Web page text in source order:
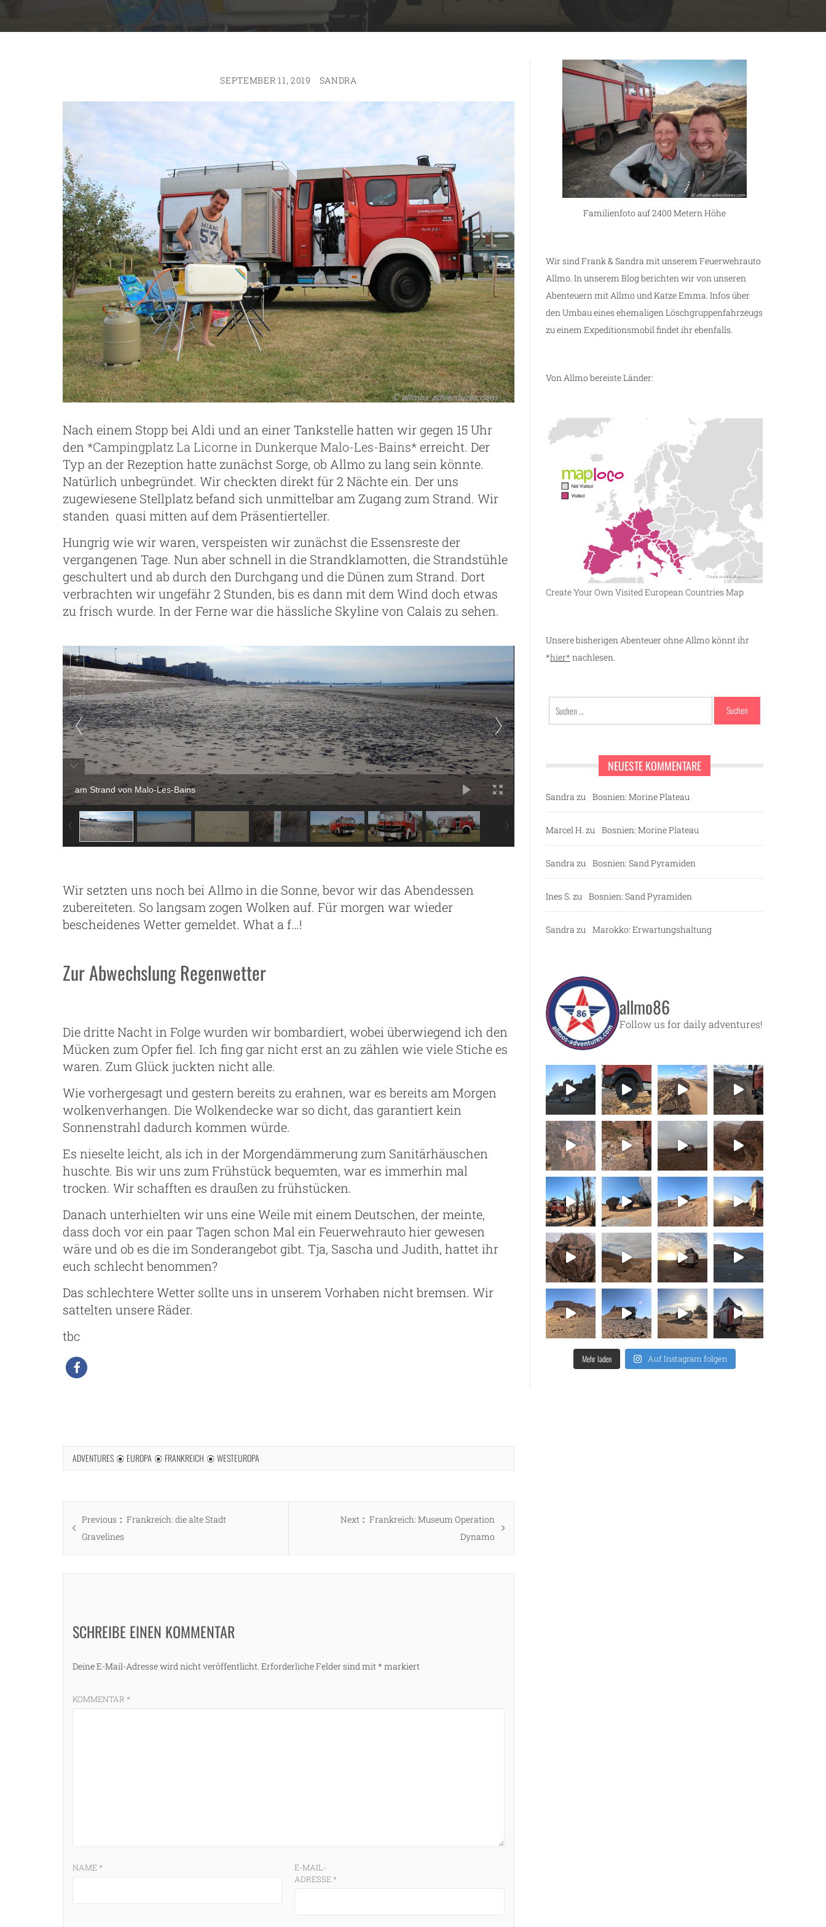
SEPTEMBER 11, 2019 SANDRA
Nach einem Stopp bei Aldi und an einer Tankstelle hatten wir gegen 15 Uhr
den *Campingplatz La Licorne in Dunkerque Malo-Les-Bains* erreicht. Der
Typ an der Rezeption hatte zunächst Sorge, ob Allmo zu lang sein könnte.
Natürlich unbegründet. Wir checkten direkt für 2 Nächte ein. Der uns
zugewiesene Stellplatz befand sich unmittelbar am Zugang zum Strand. Wir
standen quasi mitten auf dem Präsentierteller.
Hungrig wie wir waren, verspeisten wir zunächst die Essensreste der
vergangenen Tage. Nun aber schnell in die Strandklamotten, die Strandstühle
geschultert und ab durch den Durchgang und die Dünen zum Strand. Dort
verbrachten wir ungefähr 2 Stunden, bis es dann mit dem Wind doch etwas
zu frisch wurde. In der Ferne war die hässliche Skyline von Calais zu sehen.
am Strand von Malo-Les-Bains
Wir setzten uns noch bei Allmo in die Sonne, bevor wir das Abendessen
zubereiteten. So langsam zogen Wolken auf. Für morgen war wieder
bescheidenes Wetter gemeldet. What a f…!
Zur Abwechslung Regenwetter
Die dritte Nacht in Folge wurden wir bombardiert, wobei überwiegend ich den
Mücken zum Opfer fiel. Ich fing gar nicht erst an zu zählen wie viele Stiche es
waren. Zum Glück juckten nicht alle.
Wie vorhergesagt und gestern bereits zu erahnen, war es bereits am Morgen
wolkenverhangen. Die Wolkendecke war so dicht, das garantiert kein
Sonnenstrahl dadurch kommen würde.
Es nieselte leicht, als ich in der Morgendämmerung zum Sanitärhäuschen
huschte. Bis wir uns zum Frühstück bequemten, war es immerhin mal
trocken. Wir schafften es draußen zu frühstücken.
Danach unterhielten wir uns eine Weile mit einem Deutschen, der meinte,
dass doch vor ein paar Tagen schon Mal ein Feuerwehrauto hier gewesen
wäre und ob es die im Sonderangebot gibt. Tja, Sascha und Judith, hattet ihr
euch schlecht benommen?
Das schlechtere Wetter sollte uns in unserem Vorhaben nicht bremsen. Wir
sattelten unsere Räder.
tbc
ADVENTURES EUROPA FRANKREICH WESTEUROPA
Beitragsnavigation
Previous
Previous
Frankreich: die alte Stadt
Gravelines
Next
Next
Frankreich: Museum Operation
Dynamo
SCHREIBE EINEN KOMMENTAR
Deine E-Mail-Adresse wird nicht veröffentlicht. Erforderliche Felder sind mit * markiert
KOMMENTAR *
NAME*
E-MAIL-
ADRESSE*
Familienfoto auf 2400 Metern Höhe
Wir sind Frank & Sandra mit unserem Feuerwehrauto
Allmo. In unserem Blog berichten wir von unseren
Abenteuern mit Allmo und Katze Emma. Infos über
den Umbau eines ehemaligen Löschgruppenfahrzeugs
zu einem Expeditionsmobil findet ihr ebenfalls.
Von Allmo bereiste Länder:
Create Your Own Visited European Countries Map
Unsere bisherigen Abenteuer ohne Allmo könnt ihr
*hier* nachlesen.
Suchen
nach:
NEUESTE KOMMENTARE
Sandra zu Bosnien: Morine Plateau
Marcel H. zu Bosnien: Morine Plateau
Sandra zu Bosnien: Sand Pyramiden
Ines S. zu Bosnien: Sand Pyramiden
Sandra zu Marokko: Erwartungshaltung
allmo86
Follow us for daily adventures!
Mehr laden Auf Instagram folgen